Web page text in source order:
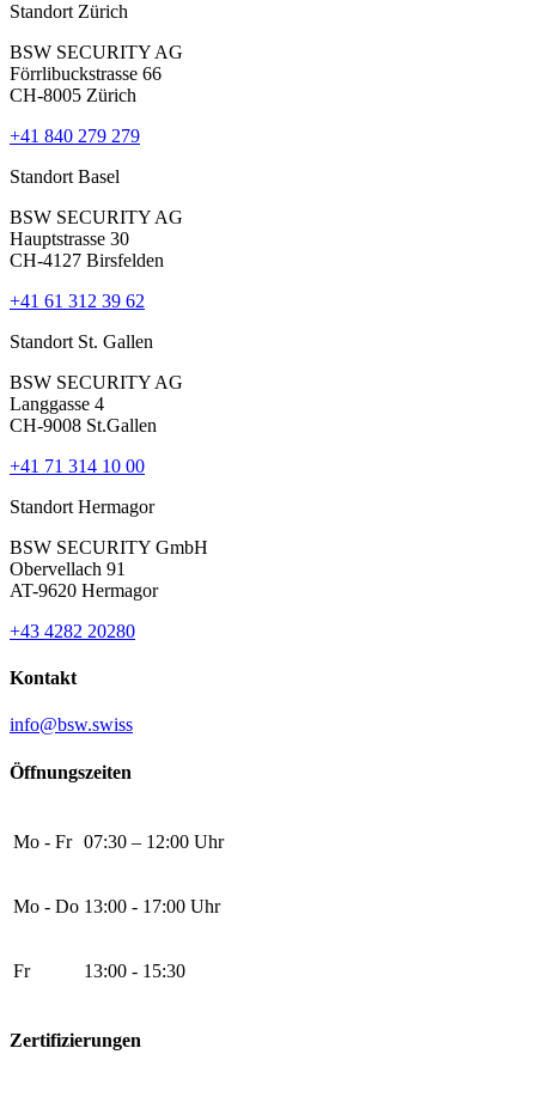
Standort Zürich
BSW SECURITY AG
Förrlibuckstrasse 66
CH-8005 Zürich
+41 840 279 279
Standort Basel
BSW SECURITY AG
Hauptstrasse 30
CH-4127 Birsfelden
+41 61 312 39 62
Standort St. Gallen
BSW SECURITY AG
Langgasse 4
CH-9008 St.Gallen
+41 71 314 10 00
Standort Hermagor
BSW SECURITY GmbH
Obervellach 91
AT-9620 Hermagor
+43 4282 20280
Kontakt
info@bsw.swiss
Öffnungszeiten
Mo - Fr 07:30 – 12:00 Uhr
Mo - Do 13:00 - 17:00 Uhr
Fr 13:00 - 15:30
Zertifizierungen